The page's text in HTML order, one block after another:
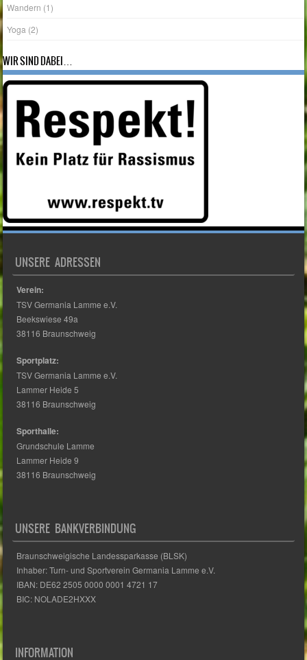
Wandern (1)
Yoga (2)
WIR SIND DABEI…
UNSERE ADRESSEN
Verein:
TSV Germania Lamme e.V.
Beekswiese 49a
38116 Braunschweig
Sportplatz:
TSV Germania Lamme e.V.
Lammer Heide 5
38116 Braunschweig
Sporthalle:
Grundschule Lamme
Lammer Heide 9
38116 Braunschweig
UNSERE BANKVERBINDUNG
Braunschweigische Landessparkasse (BLSK)
Inhaber: Turn- und Sportverein Germania Lamme e.V.
IBAN: DE62 2505 0000 0001 4721 17
BIC: NOLADE2HXXX
INFORMATION